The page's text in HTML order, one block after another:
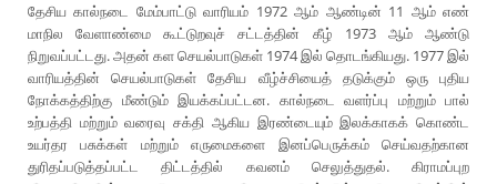
தேசிய கால்நடை மேம்பாட்டு வாரியம் 1972 ஆம் ஆண்டின் 11 ஆம் எண்
மாநில வேளாண்மை கூட்டுறவுச் சட்டத்தின் கீழ் 1973 ஆம் ஆண்டு
நிறுவப்பட்டது. அதன் கள செயல்பாடுகள் 1974 இல் தொடங்கியது. 1977 இல்
வாரியத்தின் செயல்பாடுகள் தேசிய வீழ்ச்சியைத் தடுக்கும் ஒரு புதிய
நோக்கத்திற்கு மீண்டும் இயக்கப்பட்டன. கால்நடை வளர்ப்பு மற்றும் பால்
உற்பத்தி மற்றும் வரைவு சக்தி ஆகிய இரண்டையும் இலக்காகக் கொண்ட
உயர்தர பசுக்கள் மற்றும் எருமைகளை இனப்பெருக்கம் செய்வதற்கான
துரிதப்படுத்தப்பட்ட திட்டத்தில் கவனம் செலுத்துதல். கிராமப்புற